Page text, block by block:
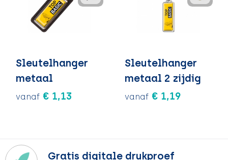
Sleutelhanger
metaal
vanaf € 1,13
Sleutelhanger
metaal 2 zijdig
vanaf € 1,19
Gratis digitale drukproef